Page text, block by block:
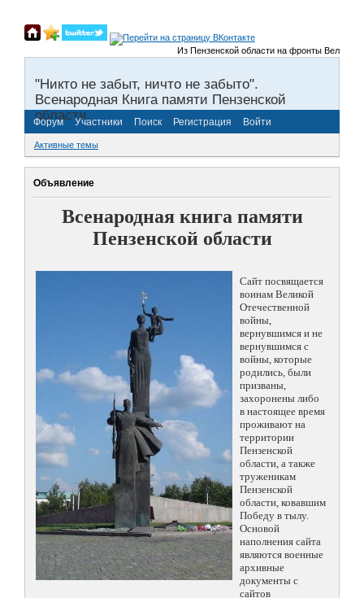
Из Пензенской области на фронты Великой
"Никто не забыт, ничто не забыто".
Всенародная Книга памяти Пензенской
области.
Форум Участники Поиск Регистрация Войти
Активные темы
Объявление
Всенародная книга памяти
Пензенской области
Сайт посвящается
воинам Великой
Отечественной
войны,
вернувшимся и не
вернувшимся с
войны, которые
родились, были
призваны,
захоронены либо
в настоящее время
проживают на
территории
Пензенской
области, а также
труженикам
Пензенской
области, ковавшим
Победу в тылу.
Основой
наполнения сайта
являются военные
архивные
документы с
сайтов